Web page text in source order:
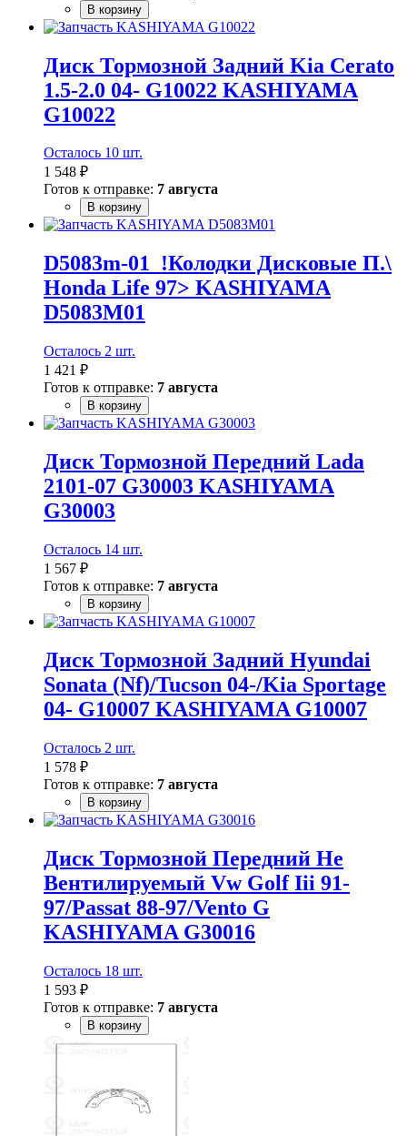
В корзину
Диск Тормозной Задний Kia Cerato
1.5-2.0 04- G10022 KASHIYAMA
G10022
Осталось 10 шт.
1 548 ₽
Готов к отправке: 7 августа
В корзину
D5083m-01_!Колодки Дисковые П.\
Honda Life 97> KASHIYAMA
D5083M01
Осталось 2 шт.
1 421 ₽
Готов к отправке: 7 августа
В корзину
Диск Тормозной Передний Lada
2101-07 G30003 KASHIYAMA
G30003
Осталось 14 шт.
1 567 ₽
Готов к отправке: 7 августа
В корзину
Диск Тормозной Задний Hyundai
Sonata (Nf)/Tucson 04-/Kia Sportage
04- G10007 KASHIYAMA G10007
Осталось 2 шт.
1 578 ₽
Готов к отправке: 7 августа
В корзину
Диск Тормозной Передний Не
Вентилируемый Vw Golf Iii 91-
97/Passat 88-97/Vento G
KASHIYAMA G30016
Осталось 18 шт.
1 593 ₽
Готов к отправке: 7 августа
В корзину